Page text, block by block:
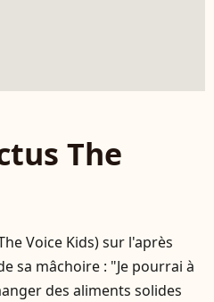
The
Voice Kids) sur l'après
sa mâchoire : "Je pourrai à
des aliments solides